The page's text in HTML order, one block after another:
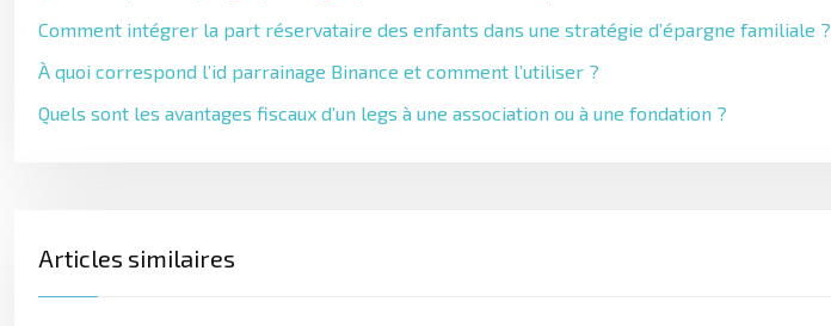
Comment intégrer la part réservataire des enfants dans une stratégie d’épargne familiale ?
À quoi correspond l’id parrainage Binance et comment l’utiliser ?
Quels sont les avantages fiscaux d’un legs à une association ou à une fondation ?
Articles similaires